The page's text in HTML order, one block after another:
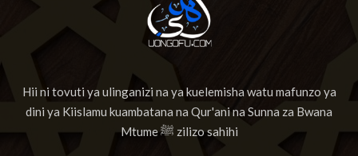
Hii ni tovuti ya ulinganizi na ya kuelemisha watu mafunzo ya
dini ya Kiislamu kuambatana na Qur'ani na Sunna za Bwana
Mtume ﷺ zilizo sahihi